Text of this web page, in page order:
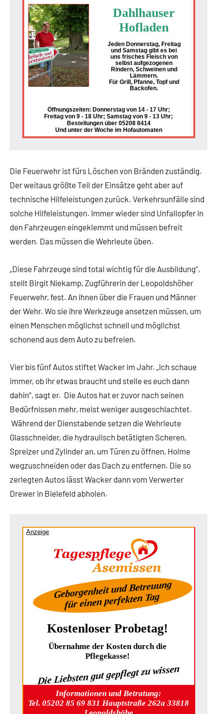
Dahlhauser
Hofladen
Jeden Donnerstag, Freitag
und Samstag gibt es bei
uns frisches Fleisch von
selbst aufgezogenen
Rindern, Schweinen und
Lämmern.
Für Grill, Pfanne, Topf und
Backofen.
Öffnungszeiten: Donnerstag von 14 - 17 Uhr;
Freitag von 9 - 18 Uhr; Samstag von 9 - 13 Uhr;
Bestellungen über 05208 8414
Und unter der Woche im Hofautomaten
Die Feuerwehr ist fürs Löschen von Bränden zuständig.
Der weitaus größte Teil der Einsätze geht aber auf
technische Hilfeleistungen zurück. Verkehrsunfälle sind
solche Hilfeleistungen. Immer wieder sind Unfallopfer in
den Fahrzeugen eingeklemmt und müssen befreit
werden. Das müssen die Wehrleute üben.
„Diese Fahrzeuge sind total wichtig für die Ausbildung“,
stellt Birgit Niekamp, Zugführerin der Leopoldshöher
Feuerwehr, fest. An ihnen über die Frauen und Männer
der Wehr. Wo sie ihre Werkzeuge ansetzen müssen, um
einen Menschen möglichst schnell und möglichst
schonend aus dem Auto zu befreien.
Vier bis fünf Autos stiftet Wacker im Jahr. „Ich schaue
immer, ob ihr etwas braucht und stelle es euch dann
dahin“, sagt er. Die Autos hat er zuvor nach seinen
Bedürfnissen mehr, meist weniger ausgeschlachtet.
Während der Dienstabende setzen die Wehrleute
Glasschneider, die hydraulisch betätigten Scheren,
Spreizer und Zylinder an, um Türen zu öffnen, Holme
wegzuschneiden oder das Dach zu entfernen. Die so
zerlegten Autos lässt Wacker dann vom Verwerter
Drewer in Bielefeld abholen.
Anzeige
Geborgenheit und Betreuung
für einen perfekten Tag
Kostenloser Probetag!
Übernahme der Kosten durch die
Pflegekasse!
Die Liebsten gut gepflegt zu wissen
Informationen und Betratung:
Tel. 05202 85 69 831 Hauptstraße 262a 33818